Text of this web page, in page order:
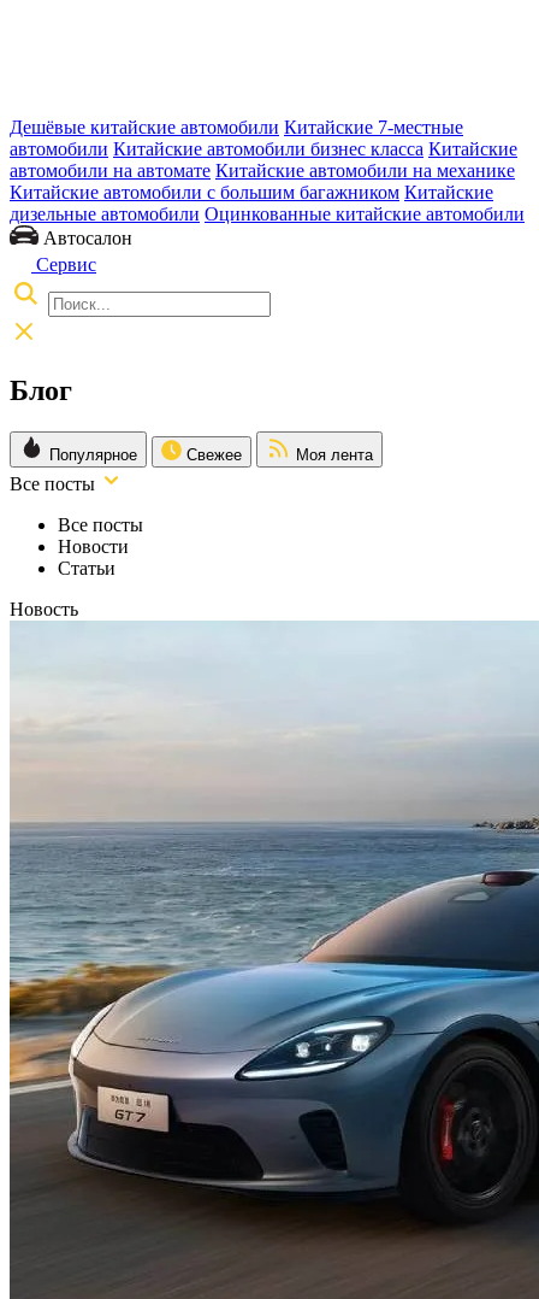
Дешёвые китайские автомобили Китайские 7-местные
автомобили Китайские автомобили бизнес класса Китайские
автомобили на автомате Китайские автомобили на механике
Китайские автомобили с большим багажником Китайские
дизельные автомобили Оцинкованные китайские автомобили
Автосалон
Сервис
Блог
Популярное Свежее Моя лента
Все посты
Все посты
Новости
Статьи
Новость